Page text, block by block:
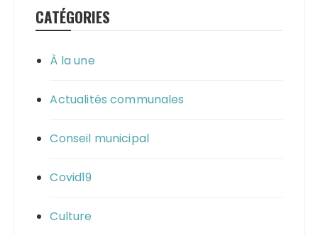
CATÉGORIES
À la une
Actualités communales
Conseil municipal
Covid19
Culture